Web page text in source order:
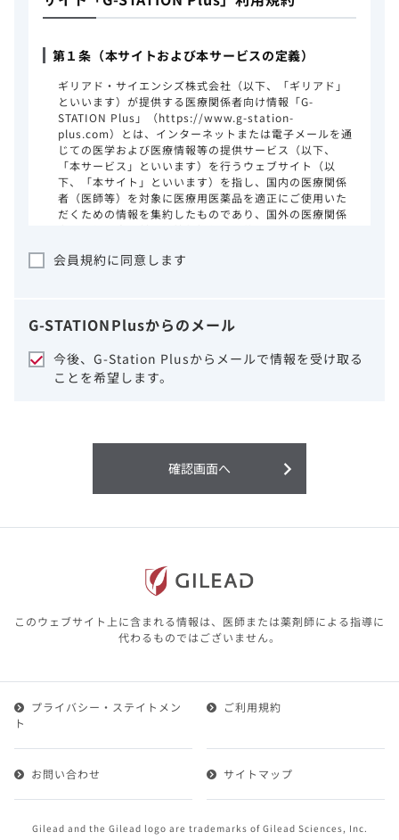
第１条（本サイトおよび本サービスの定義）
ギリアド・サイエンシズ株式会社（以下、「ギリアド」
といいます）が提供する医療関係者向け情報「G-
STATION Plus」（https://www.g-station-
plus.com）とは、インターネットまたは電子メールを通
じての医学および医療情報等の提供サービス（以下、
「本サービス」といいます）を行うウェブサイト（以
下、「本サイト」といいます）を指し、国内の医療関係
者（医師等）を対象に医療用医薬品を適正にご使用いた
だくための情報を集約したものであり、国外の医療関係
事項をご熟読いただき、同意された場合のみご利用くだ
ギリアドは、本サイトのコンテンツについて
細心の注意を払い、正確かつ最新の情報を提
供するように努力をしておりますが、正確
性、確実性、妥当性、有用性、ご利用になら
利用することまたは利用できなかったことよ
り生じる損害については一切の責任を負いか
含む）の情報は、その製品またはその製品の
本サイト内の情報は、医師その他医療関係者
が行なうべきアドバイスやサービスを提供す
るものではありません。本サイトに表示され
ている情報は、決して、医師その他医療関係
1.会員とは、医療関係者の方で、本サービスの利用規約
ービスに登録を申し込みギリアドがこれを承認した方を
いいます。
けることができます。
会員規約に同意します
G-STATIONPlusからのメール
今後、G-Station Plusからメールで情報を受け取る
ことを希望します。
確認画面へ
このウェブサイト上に含まれる情報は、医師または薬剤師による指導に
代わるものではございません。
Gilead and the Gilead logo are trademarks of Gilead Sciences, Inc.
プライバシー・ステイトメン
ト
ご利用規約
お問い合わせ サイトマップ